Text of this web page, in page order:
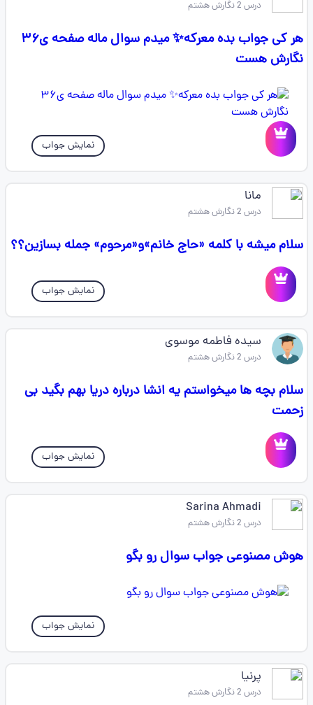
درس 2 نگارش هشتم
هر کی جواب بده معرکه✨ میدم سوال ماله صفحه ی۳۶
نگارش هست
نمایش جواب
مانا
درس 2 نگارش هشتم
سلام میشه با کلمه «حاج خانم»و«مرحوم» جمله بسازین؟؟
نمایش جواب
سیده فاطمه موسوی
درس 2 نگارش هشتم
سلام بچه ها میخواستم یه انشا درباره دریا بهم بگید بی
زحمت
نمایش جواب
Sarina Ahmadi
درس 2 نگارش هشتم
هوش مصنوعی جواب سوال رو بگو
نمایش جواب
پرنیا
درس 2 نگارش هشتم